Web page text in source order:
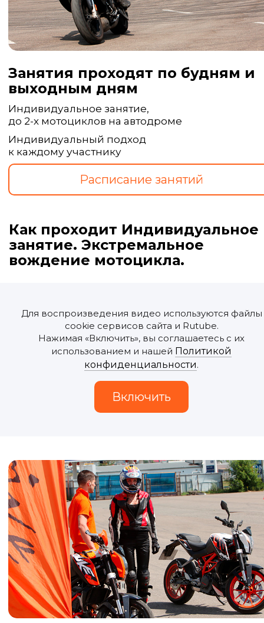
Занятия проходят по будням и
выходным дням
Индивидуальное занятие,
до 2-х мотоциклов на автодроме
Индивидуальный подход
к каждому участнику
Как проходит Индивидуальное
занятие. Экстремальное
вождение мотоцикла.
Для воспроизведения видео используются файлы
cookie сервисов сайта и Rutube.
Нажимая «Включить», вы соглашаетесь с их
использованием и нашей Политикой
конфиденциальности.